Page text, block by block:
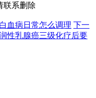
联系删除
血病日常怎么调理 下一
性乳腺癌三级化疗后要